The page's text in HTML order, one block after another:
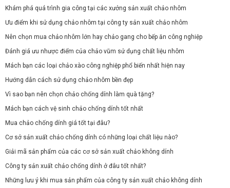
Khám phá quá trình gia công tại các xưởng sản xuất chảo nhôm
Ưu điểm khi sử dụng chảo nhôm tại công ty sản xuất chảo nhôm
Nên chọn mua chảo nhôm lớn hay chảo gang cho bếp ăn công nghiệp
Đánh giá ưu nhược điểm của chảo vũm sử dụng chất liệu nhôm
Mách bạn các loại chảo xào công nghiệp phổ biến nhất hiện nay
Hướng dẫn cách sử dụng chảo nhôm bền đẹp
Vì sao bạn nên chọn chảo chống dính làm quà tặng?
Mách bạn cách vệ sinh chảo chống dính tốt nhất
Mua chảo chống dính giá tốt tại đâu?
Cơ sở sản xuất chảo chống dính có những loại chất liệu nào?
Giải mã sản phẩm của các cơ sở sản xuất chảo không dính
Công ty sản xuất chảo chống dính ở đâu tốt nhất?
Những lưu ý khi mua sản phẩm của công ty sản xuất chảo không dính